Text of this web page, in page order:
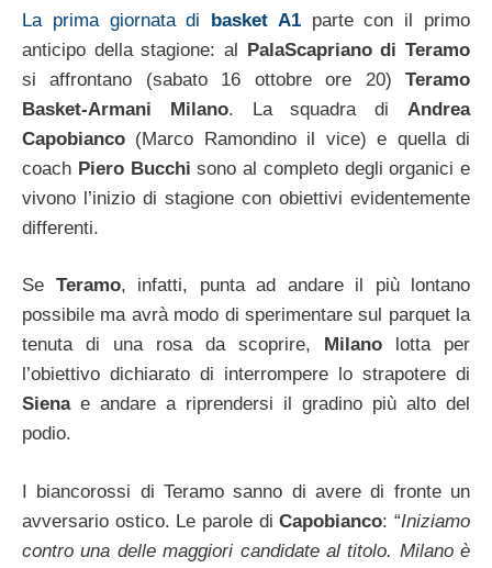
La prima giornata di basket A1 parte con il primo
anticipo della stagione: al PalaScapriano di Teramo
si affrontano (sabato 16 ottobre ore 20) Teramo
Basket-Armani Milano. La squadra di Andrea
Capobianco (Marco Ramondino il vice) e quella di
coach Piero Bucchisono al completo degli organici e
vivono l’inizio di stagione con obiettivi evidentemente
differenti.
Se Teramo, infatti, punta ad andare il più lontano
possibile ma avrà modo di sperimentare sul parquet la
tenuta di una rosa da scoprire,
Milano
lotta per
l’obiettivo dichiarato di interrompere lo strapotere di
Siena e andare a riprendersi il gradino più alto del
podio.
I biancorossi di Teramo sanno di avere di fronte un
avversario ostico. Le parole diCapobianco: “Iniziamo
contro una delle maggiori candidate al titolo. Milano è